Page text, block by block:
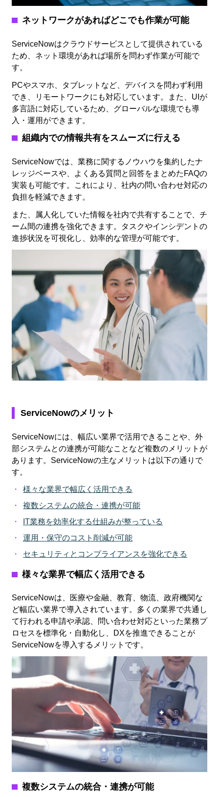
ネットワークがあればどこでも作業が可能
ServiceNowはクラウドサービスとして提供されている
ため、ネット環境があれば場所を問わず作業が可能で
す。
PCやスマホ、タブレットなど、デバイスを問わず利用
でき、リモートワークにも対応しています。また、UIが
多言語に対応しているため、グローバルな環境でも導
入・運用ができます。
組織内での情報共有をスムーズに行える
ServiceNowでは、業務に関するノウハウを集約したナ
レッジベースや、よくある質問と回答をまとめたFAQの
実装も可能です。これにより、社内の問い合わせ対応の
負担を軽減できます。
また、属人化していた情報を社内で共有することで、チ
ーム間の連携を強化できます。タスクやインシデントの
進捗状況を可視化し、効率的な管理が可能です。
ServiceNowのメリット
ServiceNowには、幅広い業界で活用できることや、外
部システムとの連携が可能なことなど複数のメリットが
あります。ServiceNowの主なメリットは以下の通りで
す。
様々な業界で幅広く活用できる
複数システムの統合・連携が可能
IT業務を効率化する仕組みが整っている
運用・保守のコスト削減が可能
セキュリティとコンプライアンスを強化できる
様々な業界で幅広く活用できる
ServiceNowは、医療や金融、教育、物流、政府機関な
ど幅広い業界で導入されています。多くの業界で共通し
て行われる申請や承認、問い合わせ対応といった業務プ
ロセスを標準化・自動化し、DXを推進できることが
ServiceNowを導入するメリットです。
複数システムの統合・連携が可能